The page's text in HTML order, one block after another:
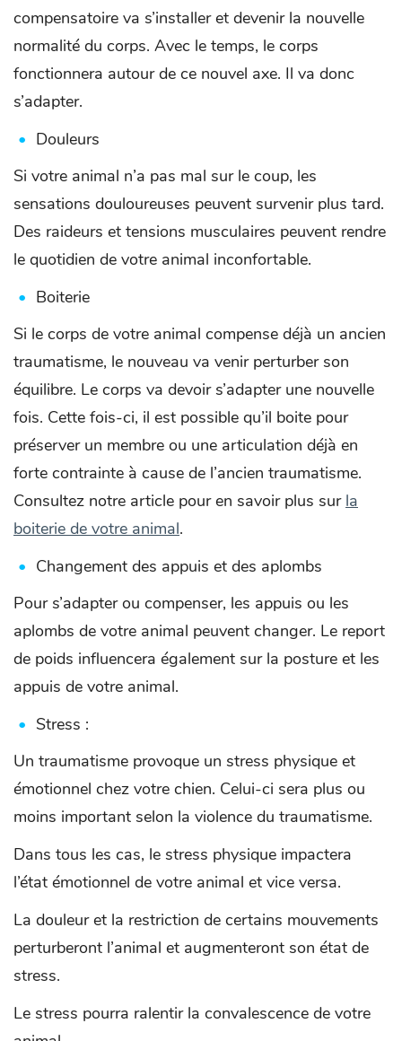
compensatoire va s’installer et devenir la nouvelle
normalité du corps. Avec le temps, le corps
fonctionnera autour de ce nouvel axe. Il va donc
s’adapter.
Douleurs
Si votre animal n’a pas mal sur le coup, les
sensations douloureuses peuvent survenir plus tard.
Des raideurs et tensions musculaires peuvent rendre
le quotidien de votre animal inconfortable.
Boiterie
Si le corps de votre animal compense déjà un ancien
traumatisme, le nouveau va venir perturber son
équilibre. Le corps va devoir s’adapter une nouvelle
fois. Cette fois-ci, il est possible qu’il boite pour
préserver un membre ou une articulation déjà en
forte contrainte à cause de l’ancien traumatisme.
Consultez notre article pour en savoir plus sur la
boiterie de votre animal.
Changement des appuis et des aplombs
Pour s’adapter ou compenser, les appuis ou les
aplombs de votre animal peuvent changer. Le report
de poids influencera également sur la posture et les
appuis de votre animal.
Stress :
Un traumatisme provoque un stress physique et
émotionnel chez votre chien. Celui-ci sera plus ou
moins important selon la violence du traumatisme.
Dans tous les cas, le stress physique impactera
l’état émotionnel de votre animal et vice versa.
La douleur et la restriction de certains mouvements
perturberont l’animal et augmenteront son état de
stress.
Le stress pourra ralentir la convalescence de votre